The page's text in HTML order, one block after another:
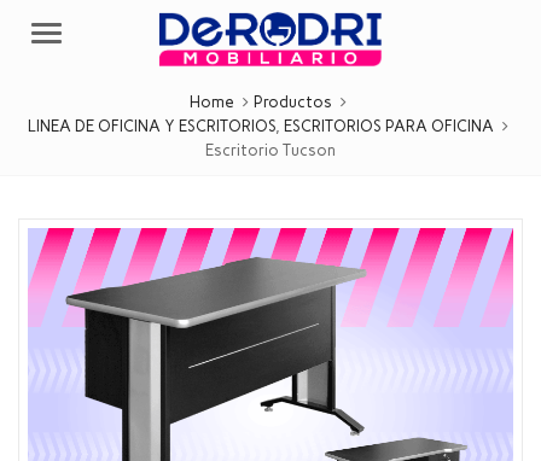
Menu
Home
Productos
LINEA DE OFICINA Y ESCRITORIOS, ESCRITORIOS PARA OFICINA
Escritorio Tucson